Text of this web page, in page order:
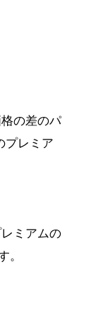
の差のパ
プレミア
ミアムの
。